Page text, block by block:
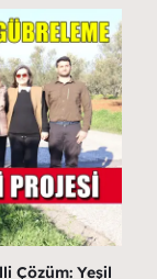
Çözüm: Yeşil